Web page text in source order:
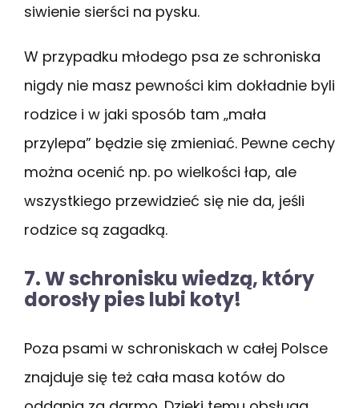
siwienie sierści na pysku.
W przypadku młodego psa ze schroniska
nigdy nie masz pewności kim dokładnie byli
rodzice i w jaki sposób tam „mała
przylepa” będzie się zmieniać. Pewne cechy
można ocenić np. po wielkości łap, ale
wszystkiego przewidzieć się nie da, jeśli
rodzice są zagadką.
7. W schronisku wiedzą, który
dorosły pies lubi koty!
Poza psami w schroniskach w całej Polsce
znajduje się też cała masa kotów do